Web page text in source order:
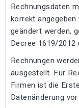
Rechnungsdaten
korrekt
geändert werden,
Decree 1619/
Rechnungen
ausgestellt. Für
Firmen ist die
Datenänderung